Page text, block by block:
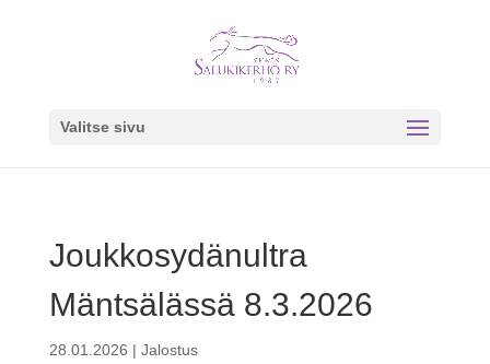
Valitse sivu
Joukkosydänultra
Mäntsälässä 8.3.2026
28.01.2026 | Jalostus